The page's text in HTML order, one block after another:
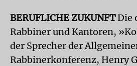
BERUFLICHE ZUKUNFTDie
Rabbiner und Kantoren,
der Sprecher der
Rabbinerkonferenz, Henry